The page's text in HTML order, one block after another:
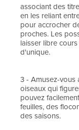
associant des
en les reliant
pour accrocher
proches. Les
laisser libre
d'unique.
3 - Amusez-vous
oiseaux qui
pouvez
feuilles, des
des saisons.